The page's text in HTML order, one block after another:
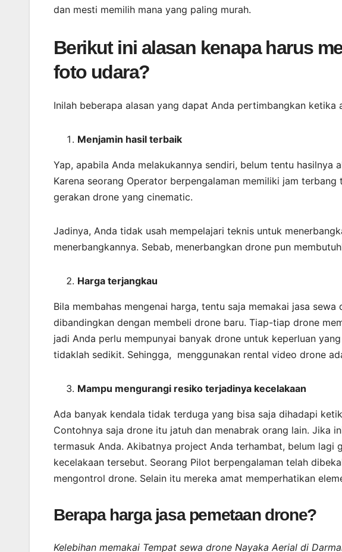
dan mesti memilih mana yang paling murah.
Berikut ini alasan kenapa harus
foto udara?
Inilah beberapa alasan yang dapat Anda pertimbangkan ketika
Menjamin hasil terbaik
Yap, apabila Anda melakukannya sendiri, belum tentu hasilnya
Karena seorang Operator berpengalaman memiliki jam
gerakan drone yang cinematic.
Jadinya, Anda tidak usah mempelajari teknis untuk
menerbangkannya. Sebab, menerbangkan drone pun
Harga terjangkau
Bila membahas mengenai harga, tentu saja memakai jasa
dibandingkan dengan membeli drone baru. Tiap-tiap drone
jadi Anda perlu mempunyai banyak drone untuk keperluan
tidaklah sedikit. Sehingga, menggunakan rental video drone
Mampu mengurangi resiko terjadinya kecelakaan
Ada banyak kendala tidak terduga yang bisa saja dihadapi
Contohnya saja drone itu jatuh dan menabrak orang lain. Jika
termasuk Anda. Akibatnya project Anda terhambat, belum lagi
kecelakaan tersebut. Seorang Pilot berpengalaman telah
mengontrol drone. Selain itu mereka amat memperhatikan
Berapa harga jasa pemetaan drone?
Kelebihan memakai Tempat sewa drone Nayaka Aerial di